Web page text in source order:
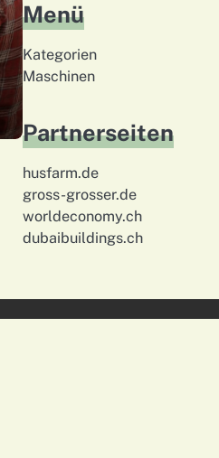
Menü
Kategorien
Maschinen
Partnerseiten
husfarm.de
gross-grosser.de
worldeconomy.ch
dubaibuildings.ch